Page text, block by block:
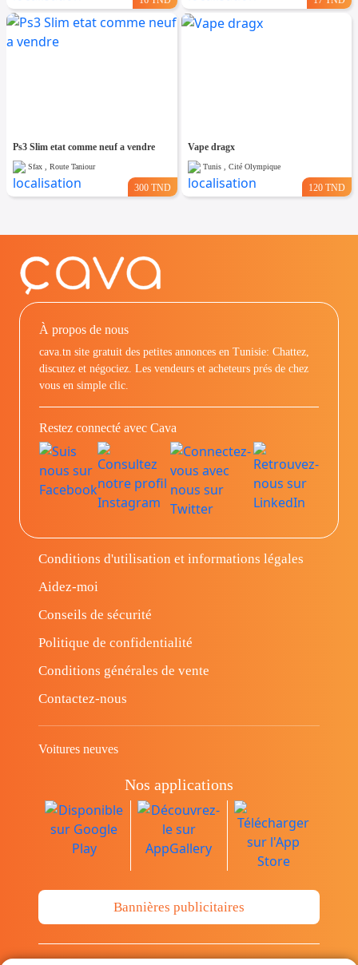
Ps3 Slim etat comme neuf a vendre
Sfax , Route Taniour
300 TND
Vape dragx
Tunis , Cité Olympique
120 TND
À propos de nous
cava.tn site gratuit des petites annonces en Tunisie: Chattez,
discutez et négociez. Les vendeurs et acheteurs prés de chez
vous en simple clic.
Restez connecté avec Cava
Conditions d'utilisation et informations légales
Aidez-moi
Conseils de sécurité
Politique de confidentialité
Conditions générales de vente
Contactez-nous
Voitures neuves
Nos applications
Bannières publicitaires